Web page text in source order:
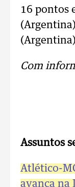
16 pontos
Com
Assuntos
Atlético-
avança na